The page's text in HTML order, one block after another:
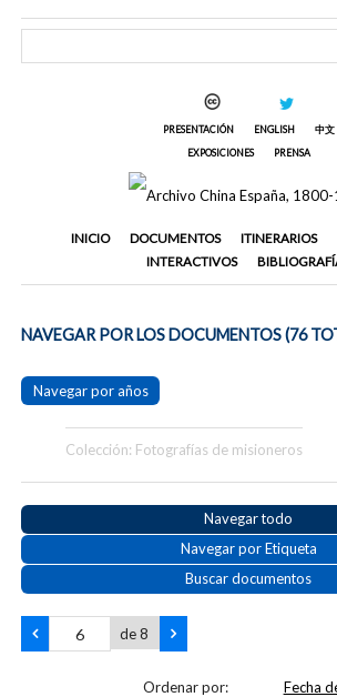
PRESENTACIÓN ENGLISH
中文
EXPOSICIONES
PRENSA
INICIO DOCUMENTOS ITINERARIOS
INTERACTIVOS
NAVEGAR POR LOS DOCUMENTOS (76
Navegar por años
Colección: Fotografías de misioneros
Navegar todo
Navegar por Etiqueta
Buscar documentos
de 8
Ordenar por: Fecha